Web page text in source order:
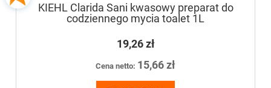
KIEHL Clarida Sani kwasowy preparat do
codziennego mycia toalet 1L
19,26 zł
Cena netto: 15,66 zł